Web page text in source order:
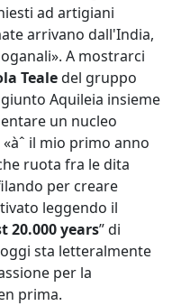
ad artigiani
arrivano dall'India,
A mostrarci
Tealedel gruppo
Aquileia insieme
un nucleo
il mio primo anno
ruota fra le dita
per creare
leggendo il
20.000 years” di
sta letteralmente
per la
prima.